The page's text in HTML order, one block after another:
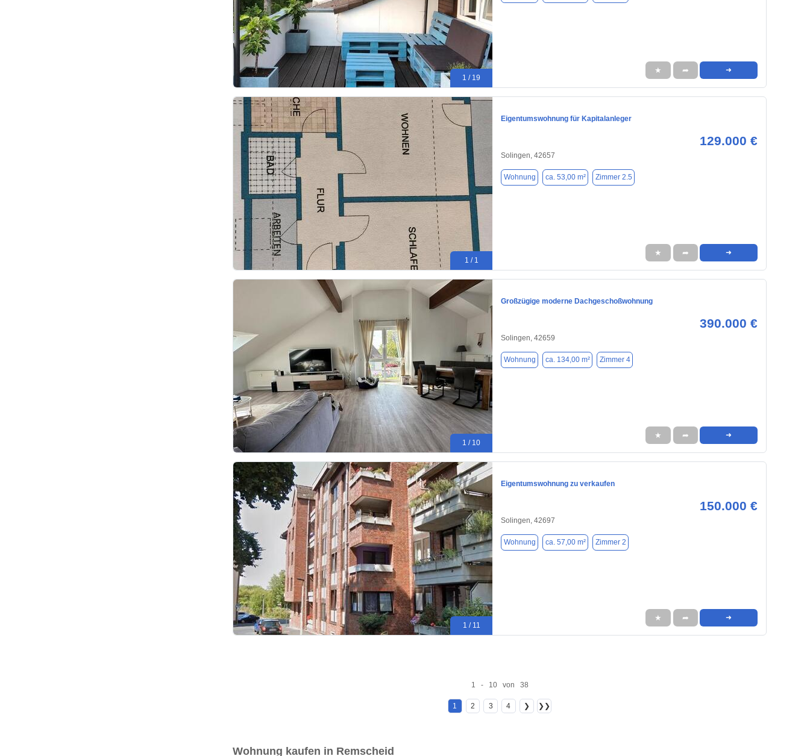
1 / 19
★ ➦ ➜
1 / 1
Eigentumswohnung für Kapitalanleger
129.000 €
Solingen, 42657
Wohnung ca. 53,00 m² Zimmer 2.5
★ ➦ ➜
1 / 10
Großzügige moderne Dachgeschoßwohnung
390.000 €
Solingen, 42659
Wohnung ca. 134,00 m² Zimmer 4
★ ➦ ➜
1 / 11
Eigentumswohnung zu verkaufen
150.000 €
Solingen, 42697
Wohnung ca. 57,00 m² Zimmer 2
★ ➦ ➜
1 - 10 von 38
1 2 3 4 ❯ ❯❯
Wohnung kaufen in Remscheid